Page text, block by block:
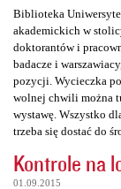
Biblioteka
akademickich w
doktorantów i
badacze i
pozycji. Wycieczka
wolnej chwili można
wystawę. Wszystko
trzeba się dostać do
Kontrole na
01.09.2015